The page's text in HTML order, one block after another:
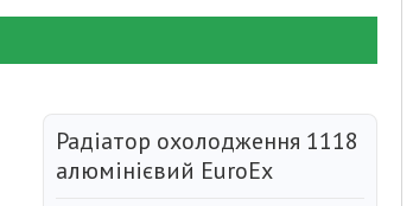
Радіатор охолодження 1118
алюмінієвий EuroEx